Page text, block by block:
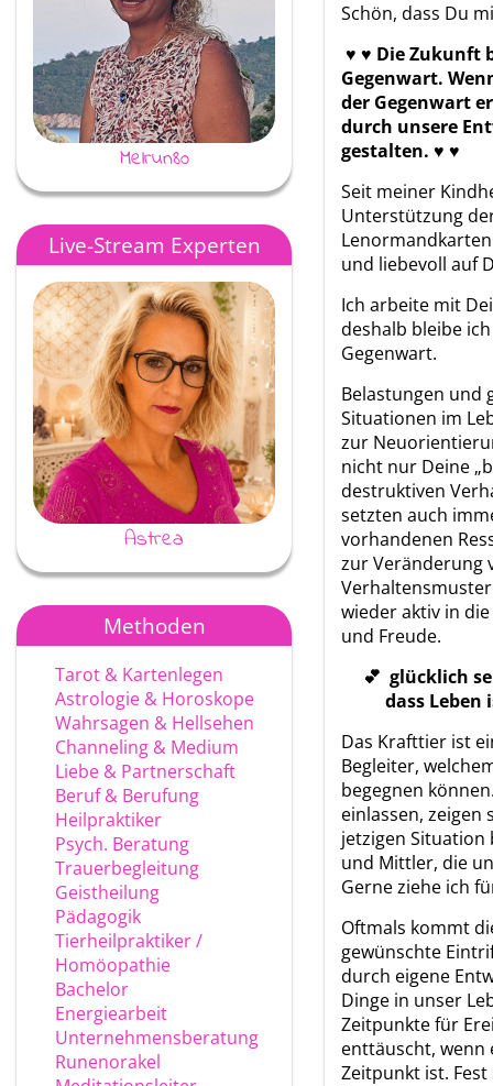
Melrun80 Marie
Live-Stream Experten
Astrea Ayke
Methoden
Tarot & Kartenlegen
Astrologie & Horoskope
Wahrsagen & Hellsehen
Channeling & Medium
Liebe & Partnerschaft
Beruf & Berufung
Heilpraktiker
Psych. Beratung
Trauerbegleitung
Geistheilung
Pädagogik
Tierheilpraktiker /
Homöopathie
Bachelor
Energiearbeit
Unternehmensberatung
Runenorakel
Schön, dass Du
♥ ♥ Die Zukunft
Gegenwart.
der Gegenwart
durch unsere
gestalten. ♥ ♥
Seit meiner
Unterstützung
und liebevoll auf
Ich arbeite mit
deshalb bleibe
Gegenwart.
Belastungen und
Situationen im
zur
nicht nur Deine
destruktiven
setzten auch
vorhandenen
zur Veränderung
wieder aktiv in
und Freude.
💕 glücklich
dass
Das Krafttier ist
Begleiter,
begegnen
einlassen, zeigen
jetzigen Situation
und Mittler, die
Gerne ziehe ich
Oftmals kommt
gewünschte
durch eigene
Dinge in unser
Zeitpunkte für
enttäuscht, wenn
Zeitpunkt ist.